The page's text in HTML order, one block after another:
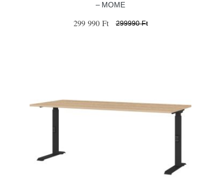
– MOME
299 990 Ft 299990 Ft